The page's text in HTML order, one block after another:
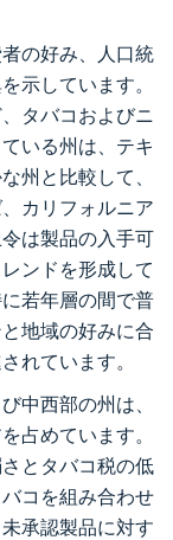
の好み、人口統
示しています。
タバコおよびニ
いる州は、テキ
州と比較して、
カリフォルニア
は製品の入手可
ンドを形成して
若年層の間で普
地域の好みに合
れています。
中西部の州は、
占めています。
とタバコ税の低
コを組み合わせ
承認製品に対す